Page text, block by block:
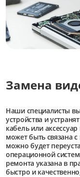
Замена
Наши специалисты
устройства и
кабель или
может быть связана
можно будет
операционной
ремонта указана в
быстро и